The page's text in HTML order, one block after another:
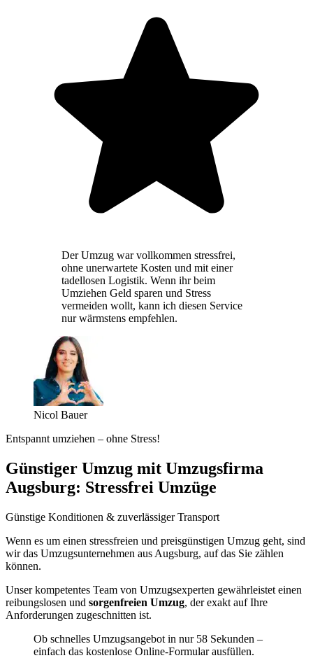
Der Umzug war vollkommen stressfrei,
ohne unerwartete Kosten und mit einer
tadellosen Logistik. Wenn ihr beim
Umziehen Geld sparen und Stress
vermeiden wollt, kann ich diesen Service
nur wärmstens empfehlen.
Nicol Bauer
Entspannt umziehen – ohne Stress!
Günstiger Umzug mit Umzugsfirma
Augsburg: Stressfrei Umzüge
Günstige Konditionen & zuverlässiger Transport
Wenn es um einen stressfreien und preisgünstigen Umzug geht, sind
wir das Umzugsunternehmen aus Augsburg, auf das Sie zählen
können.
Unser kompetentes Team von Umzugsexperten gewährleistet einen
reibungslosen und sorgenfreien Umzug, der exakt auf Ihre
Anforderungen zugeschnitten ist.
Ob schnelles Umzugsangebot in nur 58 Sekunden –
einfach das kostenlose Online-Formular ausfüllen.